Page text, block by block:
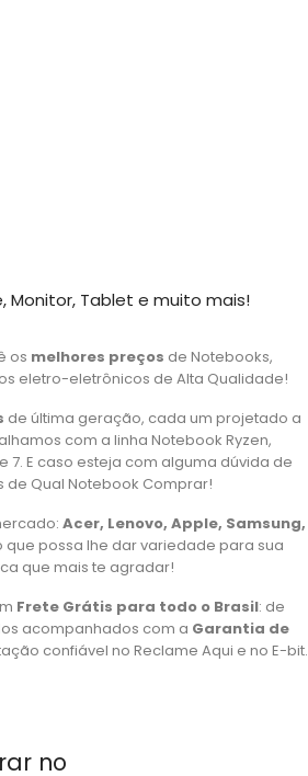
Monitor, Tablet e muito mais!
os melhores preços de Notebooks,
eletro-eletrônicos de Alta Qualidade!
de última geração, cada um projetado a
com a linha Notebook Ryzen,
E caso esteja com alguma dúvida de
Qual Notebook Comprar!
Acer, Lenovo, Apple, Samsung,
possa lhe dar variedade para sua
que mais te agradar!
Frete Grátis para todo o Brasil: de
acompanhados com a Garantia de
confiável no Reclame Aqui e no E-bit.
no